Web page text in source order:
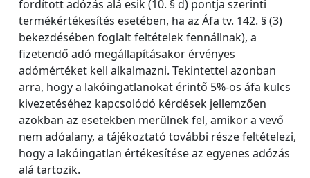
fordított adózás alá esik (10. § d) pontja szerinti
termékértékesítés esetében, ha az Áfa tv. 142. § (3)
bekezdésében foglalt feltételek fennállnak), a
fizetendő adó megállapításakor érvényes
adómértéket kell alkalmazni. Tekintettel azonban
arra, hogy a lakóingatlanokat érintő 5%-os áfa kulcs
kivezetéséhez kapcsolódó kérdések jellemzően
azokban az esetekben merülnek fel, amikor a vevő
nem adóalany, a tájékoztató további része feltételezi,
hogy a lakóingatlan értékesítése az egyenes adózás
alá tartozik.